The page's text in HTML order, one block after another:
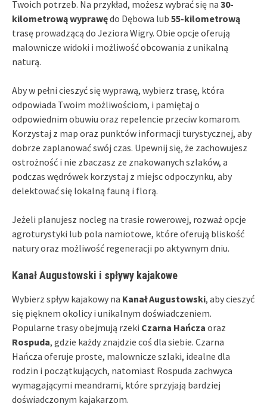
Twoich potrzeb. Na przykład, możesz wybrać się na 30-
kilometrową wyprawędo Dębowa lub 55-kilometrową
trasę prowadzącą do Jeziora Wigry. Obie opcje oferują
malownicze widoki i możliwość obcowania z unikalną
naturą.
Aby w pełni cieszyć się wyprawą, wybierz trasę, która
odpowiada Twoim możliwościom, i pamiętaj o
odpowiednim obuwiu oraz repelencie przeciw komarom.
Korzystaj z map oraz punktów informacji turystycznej, aby
dobrze zaplanować swój czas. Upewnij się, że zachowujesz
ostrożność i nie zbaczasz ze znakowanych szlaków, a
podczas wędrówek korzystaj z miejsc odpoczynku, aby
delektować się lokalną fauną i florą.
Jeżeli planujesz nocleg na trasie rowerowej, rozważ opcje
agroturystyki lub pola namiotowe, które oferują bliskość
natury oraz możliwość regeneracji po aktywnym dniu.
Kanał Augustowski i spływy kajakowe
Wybierz spływ kajakowy na Kanał Augustowski, aby cieszyć
się pięknem okolicy i unikalnym doświadczeniem.
Popularne trasy obejmują rzeki Czarna Hańcza oraz
Rospuda, gdzie każdy znajdzie coś dla siebie. Czarna
Hańcza oferuje proste, malownicze szlaki, idealne dla
rodzin i początkujących, natomiast Rospuda zachwyca
wymagającymi meandrami, które sprzyjają bardziej
doświadczonym kajakarzom.